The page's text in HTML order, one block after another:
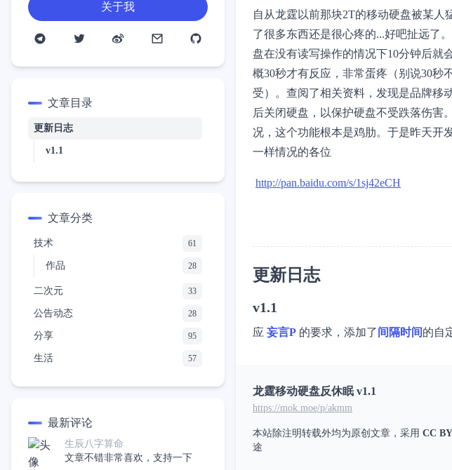
关于我
文章目录
更新日志
v1.1
文章分类
技术 61
作品 28
二次元 33
公告动态 28
分享 95
生活 57
最新评论
生辰八字算命
文章不错非常喜欢，支持一下
自从龙霆以前那块2T的移动硬盘被某
了很多东西还是很心疼的...好吧扯远了
盘在没有读写操作的情况下10分钟后就
概30秒才有反应，非常蛋疼（别说30秒
受）。查阅了相关资料，发现是品牌移
后关闭硬盘，以保护硬盘不受跌落伤害
况，这个功能根本是鸡肋。于是昨天开
一样情况的各位
http://pan.baidu.com/s/1sj42eCH
更新日志
v1.1
应 妄言P 的要求，添加了间隔时间的自
龙霆移动硬盘反休眠 v1.1
https://mok.moe/p/akmm
本站除注明转载外均为原创文章，采用 CC
途